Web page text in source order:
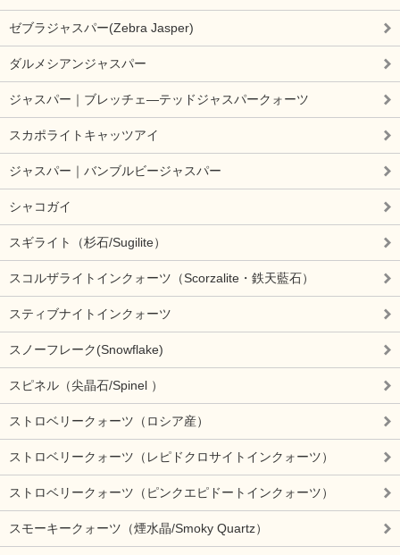
ゼブラジャスパー(Zebra Jasper)
ダルメシアンジャスパー
ジャスパー｜ブレッチェ―テッドジャスパークォーツ
スカポライトキャッツアイ
ジャスパー｜バンブルビージャスパー
シャコガイ
スギライト（杉石/Sugilite）
スコルザライトインクォーツ（Scorzalite・鉄天藍石）
スティブナイトインクォーツ
スノーフレーク(Snowflake)
スピネル（尖晶石/Spinel ）
ストロベリークォーツ（ロシア産）
ストロベリークォーツ（レピドクロサイトインクォーツ）
ストロベリークォーツ（ピンクエピドートインクォーツ）
スモーキークォーツ（煙水晶/Smoky Quartz）